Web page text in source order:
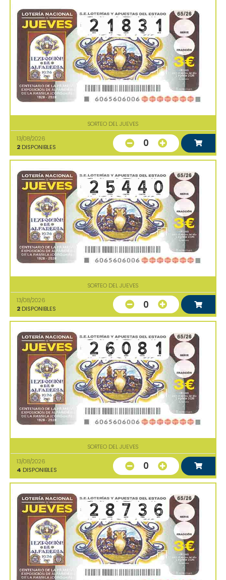
SORTEO DEL JUEVES
13/08/2026
2 DISPONIBLES 0
SORTEO DEL JUEVES
13/08/2026
2 DISPONIBLES 0
SORTEO DEL JUEVES
13/08/2026
4 DISPONIBLES 0